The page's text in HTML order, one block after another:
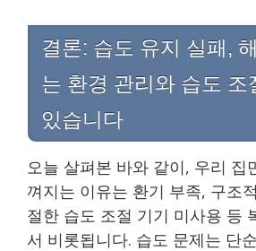
결론: 습도 유지 실패,
는 환경 관리와 습도 조
있습니다
오늘 살펴본 바와 같이, 우리 집
껴지는 이유는 환기 부족, 구조
절한 습도 조절 기기 미사용 등
서 비롯됩니다. 습도 문제는 단